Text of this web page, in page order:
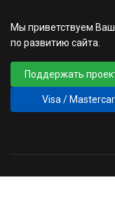
Мы приветствуем
по развитию сайта.
Поддержать
Visa /